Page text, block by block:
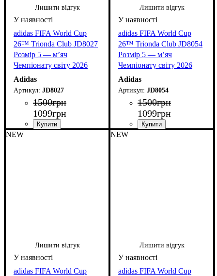
Лишити відгук
adidas FIFA World Cup
26™ Trionda Club JD8027
Розмір 5 — м’яч
Чемпіонату світу 2026
Adidas
JD8027
1500грн
1099грн
Лишити відгук
adidas FIFA World Cup
26™ Trionda Club JD8054
Розмір 5 — м’яч
Чемпіонату світу 2026
Adidas
JD8054
1500грн
1099грн
NEW
Лишити відгук
adidas FIFA World Cup
NEW
Лишити відгук
adidas FIFA World Cup